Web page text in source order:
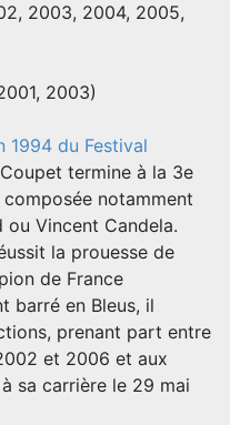
2003, 2004, 2005,
2003)
1994 du Festival
termine à la 3e
composée notamment
Vincent Candela.
la prouesse de
de France
barré en Bleus, il
prenant part entre
et 2006 et aux
sa carrière le 29 mai